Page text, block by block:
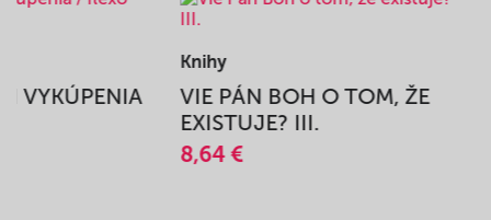
VYKÚPENIA
Knihy
VIE PÁN BOH O TOM, ŽE
EXISTUJE? III.
8,64 €